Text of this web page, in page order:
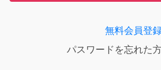
無料会員登
パスワードを忘れた